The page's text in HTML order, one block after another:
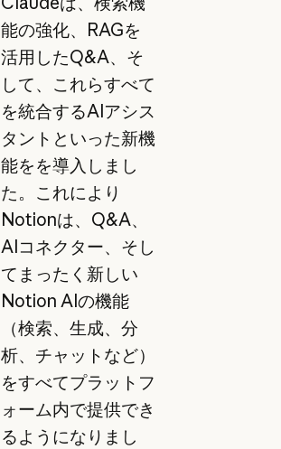
能の強化、RAGを
活用したQ&A、そ
して、これらすべて
を統合するAIアシス
タントといった新機
能をを導入しまし
た。これにより
Notionは、Q&A、
AIコネクター、そし
てまったく新しい
Notion AIの機能
（検索、生成、分
析、チャットなど）
をすべてプラットフ
ォーム内で提供でき
るようになりまし